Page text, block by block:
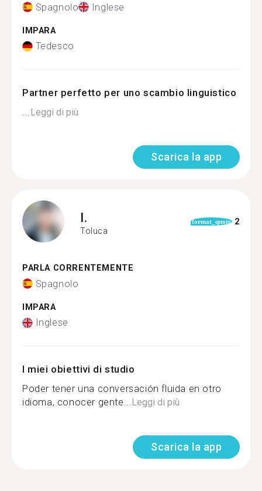
Spagnolo Inglese
IMPARA
Tedesco
Partner perfetto per uno scambio linguistico
...Leggi di più
Scarica la app
I.
Toluca
format_quote 2
PARLA CORRENTEMENTE
Spagnolo
IMPARA
Inglese
I miei obiettivi di studio
Poder tener una conversación fluida en otro
idioma, conocer gente...Leggi di più
Scarica la app